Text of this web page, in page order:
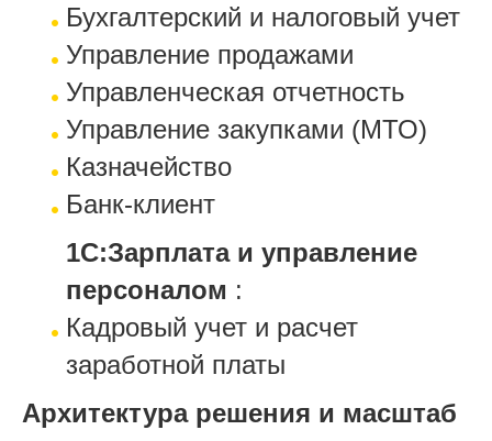
Бухгалтерский и налоговый учет
Управление продажами
Управленческая отчетность
Управление закупками (МТО)
Казначейство
Банк-клиент
1С:Зарплата и управление
персоналом :
Кадровый учет и расчет
заработной платы
Архитектура решения и масштаб